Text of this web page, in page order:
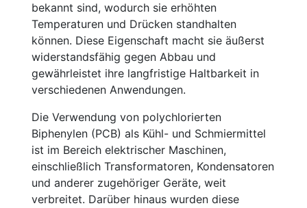
bekannt sind, wodurch sie erhöhten
Temperaturen und Drücken standhalten
können. Diese Eigenschaft macht sie äußerst
widerstandsfähig gegen Abbau und
gewährleistet ihre langfristige Haltbarkeit in
verschiedenen Anwendungen.
Die Verwendung von polychlorierten
Biphenylen (PCB) als Kühl- und Schmiermittel
ist im Bereich elektrischer Maschinen,
einschließlich Transformatoren, Kondensatoren
und anderer zugehöriger Geräte, weit
verbreitet. Darüber hinaus wurden diese